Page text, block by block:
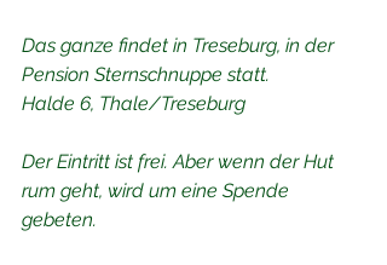
Das ganze findet in Treseburg, in der
Pension Sternschnuppe statt.
Halde 6, Thale/Treseburg
Der Eintritt ist frei. Aber wenn der Hut
rum geht, wird um eine Spende
gebeten.